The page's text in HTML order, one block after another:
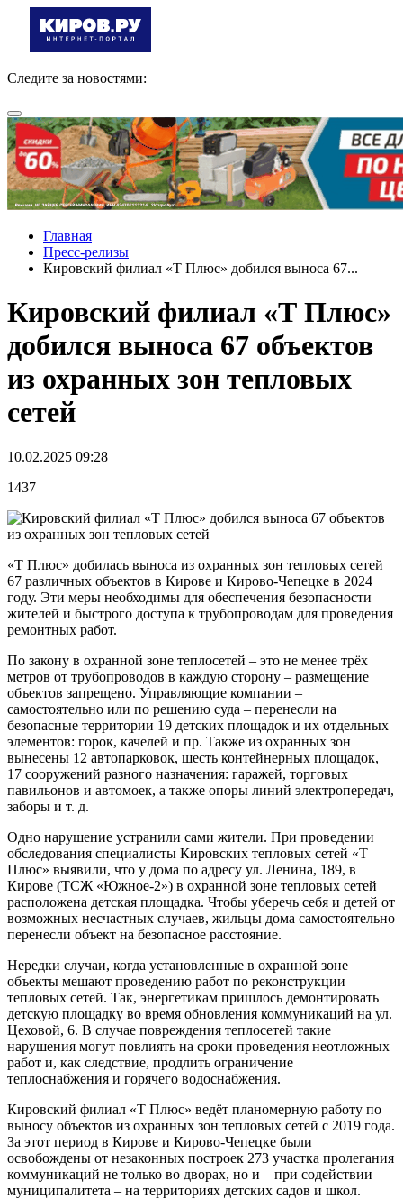
Следите за новостями:
Главная
Пресс-релизы
Кировский филиал «Т Плюс» добился выноса 67...
Кировский филиал «Т Плюс»
добился выноса 67 объектов
из охранных зон тепловых
сетей
10.02.2025 09:28
1437
«Т Плюс» добилась выноса из охранных зон тепловых сетей
67 различных объектов в Кирове и Кирово-Чепецке в 2024
году. Эти меры необходимы для обеспечения безопасности
жителей и быстрого доступа к трубопроводам для проведения
ремонтных работ.
По закону в охранной зоне теплосетей – это не менее трёх
метров от трубопроводов в каждую сторону – размещение
объектов запрещено. Управляющие компании –
самостоятельно или по решению суда – перенесли на
безопасные территории 19 детских площадок и их отдельных
элементов: горок, качелей и пр. Также из охранных зон
вынесены 12 автопарковок, шесть контейнерных площадок,
17 сооружений разного назначения: гаражей, торговых
павильонов и автомоек, а также опоры линий электропередач,
заборы и т. д.
Одно нарушение устранили сами жители. При проведении
обследования специалисты Кировских тепловых сетей «Т
Плюс» выявили, что у дома по адресу ул. Ленина, 189, в
Кирове (ТСЖ «Южное-2») в охранной зоне тепловых сетей
расположена детская площадка. Чтобы уберечь себя и детей от
возможных несчастных случаев, жильцы дома самостоятельно
перенесли объект на безопасное расстояние.
Нередки случаи, когда установленные в охранной зоне
объекты мешают проведению работ по реконструкции
тепловых сетей. Так, энергетикам пришлось демонтировать
детскую площадку во время обновления коммуникаций на ул.
Цеховой, 6. В случае повреждения теплосетей такие
нарушения могут повлиять на сроки проведения неотложных
работ и, как следствие, продлить ограничение
теплоснабжения и горячего водоснабжения.
Кировский филиал «Т Плюс» ведёт планомерную работу по
выносу объектов из охранных зон тепловых сетей с 2019 года.
За этот период в Кирове и Кирово-Чепецке были
освобождены от незаконных построек 273 участка пролегания
коммуникаций не только во дворах, но и – при содействии
муниципалитета – на территориях детских садов и школ.